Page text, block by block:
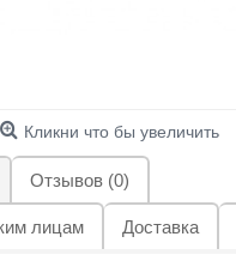
Кликни что бы увеличить
Отзывов (0)
лицам Доставка